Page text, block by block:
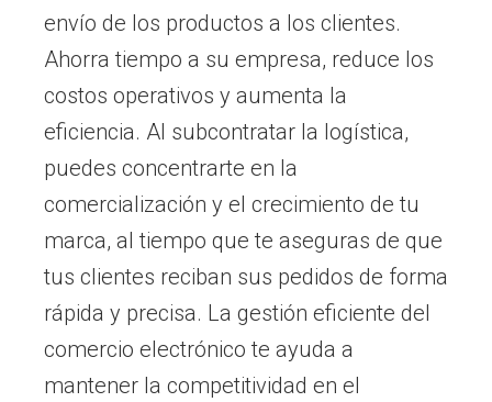
envío de los productos a los clientes.
Ahorra tiempo a su empresa, reduce los
costos operativos y aumenta la
eficiencia. Al subcontratar la logística,
puedes concentrarte en la
comercialización y el crecimiento de tu
marca, al tiempo que te aseguras de que
tus clientes reciban sus pedidos de forma
rápida y precisa. La gestión eficiente del
comercio electrónico te ayuda a
mantener la competitividad en el